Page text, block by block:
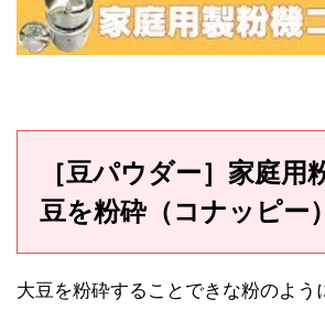
［豆パウダー］家庭用
豆を粉砕（コナッピー）
大豆を粉砕することできな粉のよう